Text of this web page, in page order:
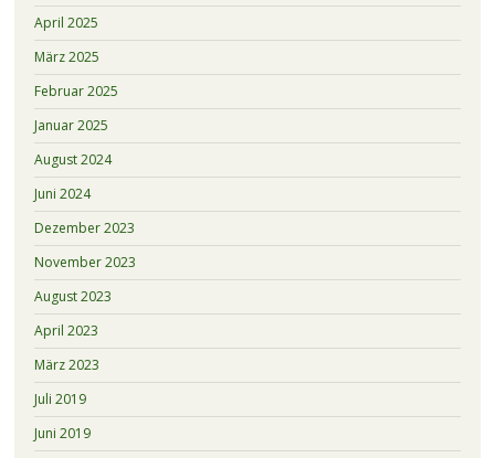
April 2025
März 2025
Februar 2025
Januar 2025
August 2024
Juni 2024
Dezember 2023
November 2023
August 2023
April 2023
März 2023
Juli 2019
Juni 2019